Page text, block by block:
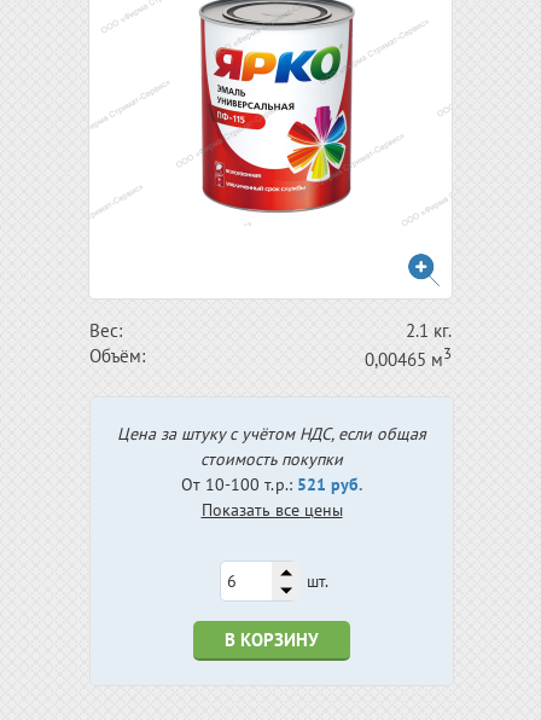
Вес:
2.1 кг.
Объём:
0,00465 м3
Цена за штуку с учётом НДС, если общая
стоимость покупки
От 10-100 т.р.: 521 руб.
Показать все цены
шт.
В КОРЗИНУ